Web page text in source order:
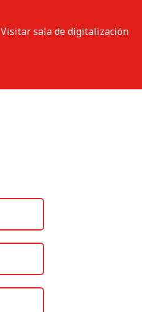
Visitar sala de digitalización